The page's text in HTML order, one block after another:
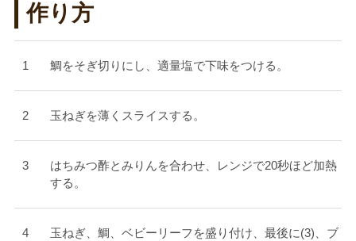
作り方
鯛をそぎ切りにし、適量塩で下味をつける。
玉ねぎを薄くスライスする。
はちみつ酢とみりんを合わせ、レンジで20秒ほど加熱
する。
玉ねぎ、鯛、ベビーリーフを盛り付け、最後に(3)、ブ